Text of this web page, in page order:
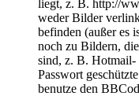
liegt, z. B. http://
weder Bilder
befinden (außer es
noch zu Bildern,
sind, z. B. Hotmail-
Passwort
benutze den